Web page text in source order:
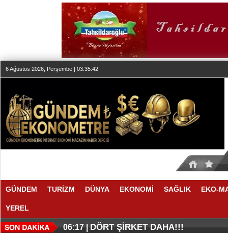
6 Ağustos 2026, Perşembe | 03:35:42
GÜNDEM TURİZM DÜNYA EKONOMİ SAĞLIK EKO-
YEREL
06:28 |EN İYİLER DEĞİL EN UYGUNLAR
06:23 |KOÇ GİBİ YATIRIM YAPTILAR
06:17 | DÖRT ŞİRKET DAHA!!!